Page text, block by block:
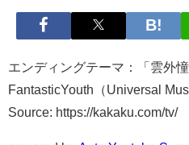
エンディングテーマ：「雲外憧
FantasticYouth（Universal
Source: https://kakaku.com/tv/